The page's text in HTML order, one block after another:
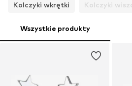
Kolczyki wkrętki
Kolczyki
Wszystkie produkty